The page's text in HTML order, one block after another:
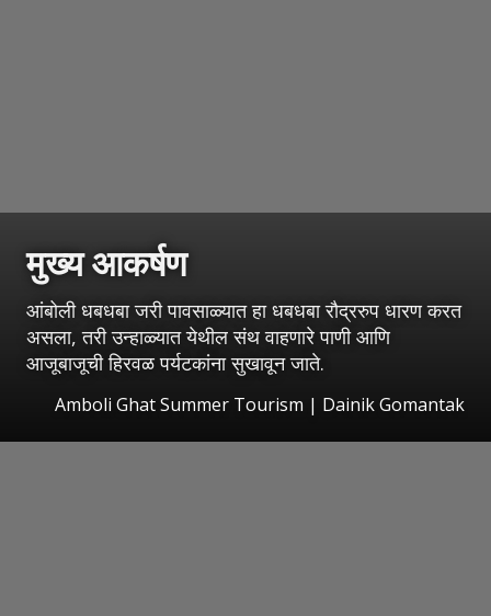
मुख्य आकर्षण
आंबोली धबधबा जरी पावसाळ्यात हा धबधबा रौद्ररुप धारण करत
असला, तरी उन्हाळ्यात येथील संथ वाहणारे पाणी आणि
आजूबाजूची हिरवळ पर्यटकांना सुखावून जाते.
Amboli Ghat Summer Tourism | Dainik Gomantak